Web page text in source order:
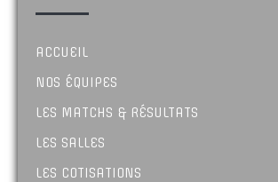
ACCUEIL
NOS ÉQUIPES
LES MATCHS & RÉSULTATS
LES SALLES
LES COTISATIONS